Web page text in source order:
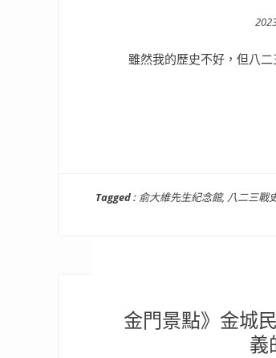
雖然我的歷史不好，但八
Tagged : 俞大維先生紀念館, 八二三戰
金門景點》金城
義